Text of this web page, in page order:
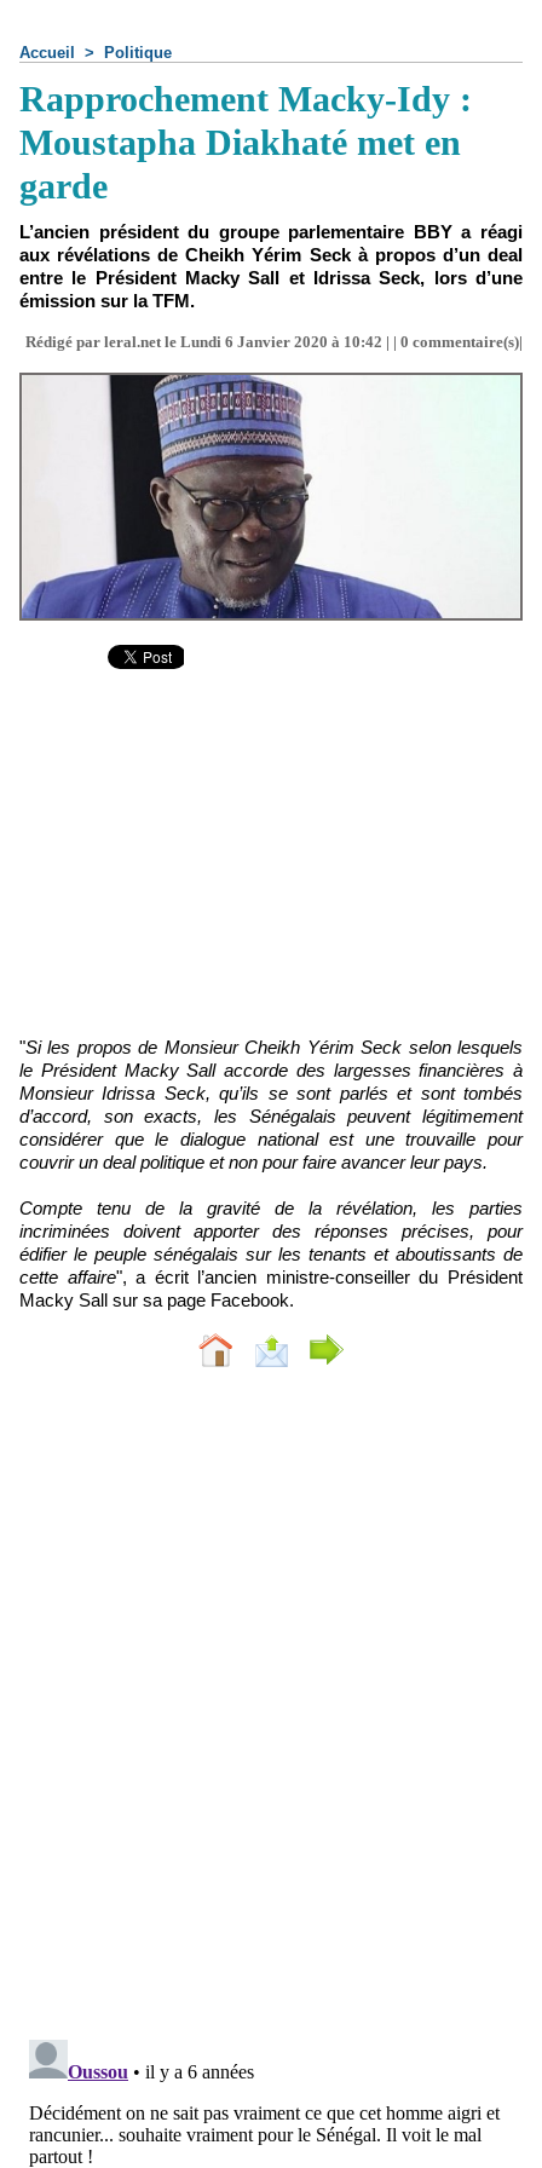
Accueil > Politique
Rapprochement Macky-Idy :
Moustapha Diakhaté met en
garde
L’ancien président du groupe parlementaire BBY a réagi
aux révélations de Cheikh Yérim Seck à propos d’un deal
entre le Président Macky Sall et Idrissa Seck, lors d’une
émission sur la TFM.
Rédigé par leral.net le Lundi 6 Janvier 2020 à 10:42 | | 0 commentaire(s)|
"Si les propos de Monsieur Cheikh Yérim Seck selon lesquels
le Président Macky Sall accorde des largesses financières à
Monsieur Idrissa Seck, qu’ils se sont parlés et sont tombés
d’accord, son exacts, les Sénégalais peuvent légitimement
considérer que le dialogue national est une trouvaille pour
couvrir un deal politique et non pour faire avancer leur pays.
Compte tenu de la gravité de la révélation, les parties
incriminées doivent apporter des réponses précises, pour
édifier le peuple sénégalais sur les tenants et aboutissants de
cette affaire", a écrit l’ancien ministre-conseiller du Président
Macky Sall sur sa page Facebook.